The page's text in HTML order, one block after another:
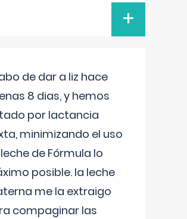
+
de dar a liz hace
8 dias, y hemos
por lactancia
minimizando el uso
de Fórmula lo
posible. la leche
me la extraigo
compaginar las